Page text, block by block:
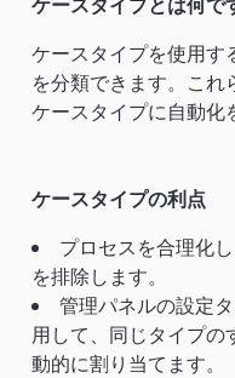
ケースタイプを使用す
を分類できます。こ
ケースタイプに自動化
ケースタイプの利点
プロセスを合理化
を排除します。
管理パネルの設定
用して、同じタイプの
動的に割り当てます。